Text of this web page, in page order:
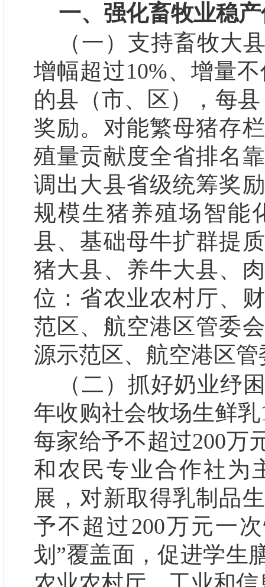
一、强化畜牧业稳
（一）支持畜牧大
增幅超过10%、增量
的县（市、区），每
奖励。对能繁母猪存
殖量贡献度全省排名
调出大县省级统筹奖
规模生猪养殖场智能
县、基础母牛扩群提
猪大县、养牛大县、
位：省农业农村厅、
范区、航空港区管委
源示范区、航空港区
（二）抓好奶业纾
年收购社会牧场生鲜
每家给予不超过200万
和农民专业合作社为
展，对新取得乳制品
予不超过200万元一
划”覆盖面，促进学生